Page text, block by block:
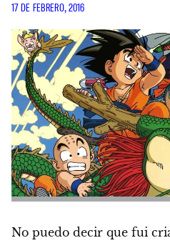
17 DE FEBRERO, 2016
No puedo decir que fui